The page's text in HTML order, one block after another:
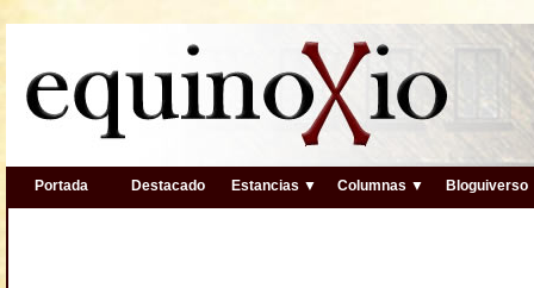
Portada Destacado Estancias ▼ Columnas ▼ Bloguiverso